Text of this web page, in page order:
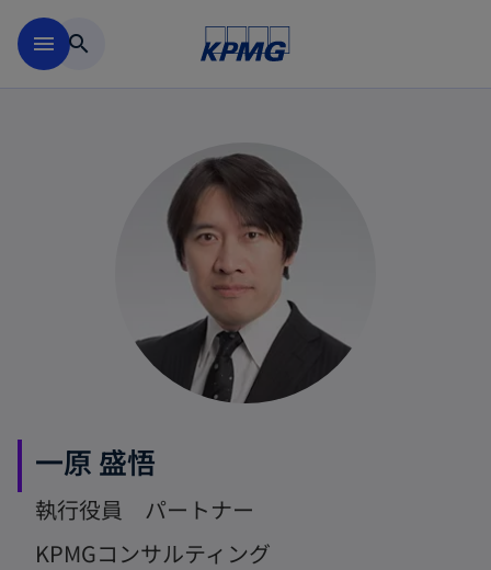
menu search
一原 盛悟
執行役員 パートナー
KPMGコンサルティング